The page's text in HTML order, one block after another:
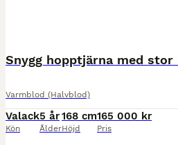
Snygg hopptjärna med
Varmblod (Halvblod)
Valack
Kön
5 år
Ålder
168 cm
Höjd
165 000 kr
Pris